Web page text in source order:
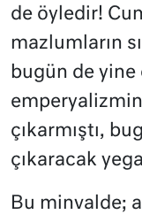
de öyledir!
mazlumların
bugün de
çıkarmıştı,
çıkaracak
Bu minvalde;